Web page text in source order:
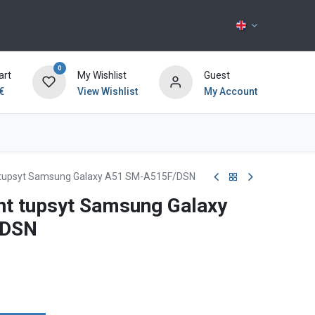
0
My Wishlist
View Wishlist
Guest
My Account
Samsung Galaxy A51 SM-A515F/DSN
tupsyt Samsung Galaxy